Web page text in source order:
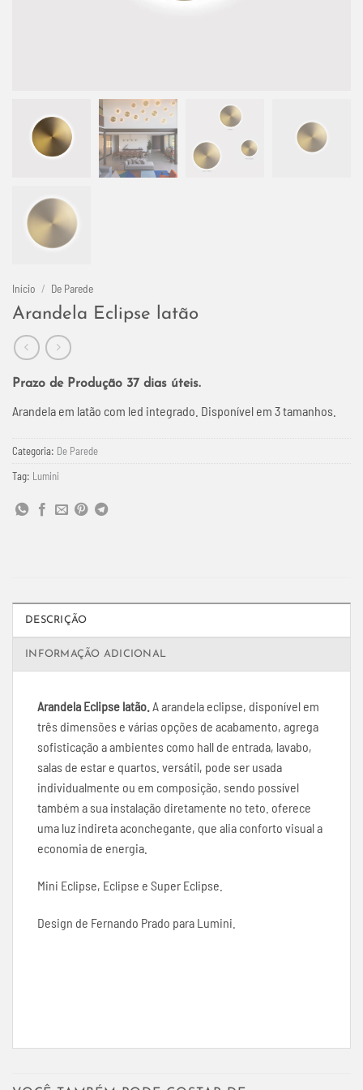
Início / De Parede
Arandela Eclipse latão
Prazo de Produção 37 dias úteis.
Arandela em latão com led integrado. Disponível em 3 tamanhos.
Categoria: De Parede
Tag: Lumini
DESCRIÇÃO
INFORMAÇÃO ADICIONAL
Arandela Eclipse latão. A arandela eclipse, disponível em
três dimensões e várias opções de acabamento, agrega
sofisticação a ambientes como hall de entrada, lavabo,
salas de estar e quartos. versátil, pode ser usada
individualmente ou em composição, sendo possível
também a sua instalação diretamente no teto. oferece
uma luz indireta aconchegante, que alia conforto visual a
economia de energia.
Mini Eclipse, Eclipse e Super Eclipse.
Design de Fernando Prado para Lumini.